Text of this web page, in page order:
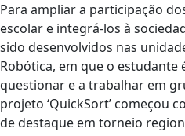
Para ampliar a participação
escolar e integrá-los à
sido desenvolvidos nas
Robótica, em que o estudante
questionar e a trabalhar em
projeto ‘QuickSort’ começou
de destaque em torneio